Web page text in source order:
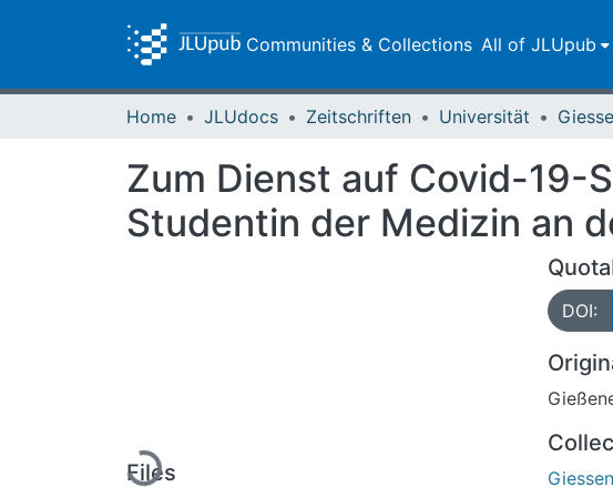
Communities & Collections All of JLUpub
Home JLUdocs Zeitschriften Universität
Zum Dienst auf Covid-19-
Studentin der Medizin an
Loading...
Files
DOI: